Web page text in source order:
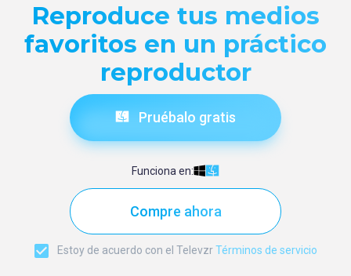
Reproduce tus medios
favoritos en un práctico
reproductor
Pruébalo gratis
Funciona en:
Compre ahora
Estoy de acuerdo con el TelevzrTérminos de servicio